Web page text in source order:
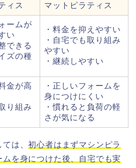
ィス マットピラティス
ームが
い
できる
ズの種
・料金を抑えやすい
・自宅でも取り組み
やすい
・継続しやすい
金が高
り組み
・正しいフォームを
身につけにくい
・慣れると負荷の軽
さが気になる
ては、初心者はまずマシンピラ
を身につけた後、自宅でも実